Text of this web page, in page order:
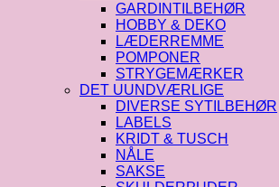
GARDINTILBEHØR
HOBBY & DEKO
LÆDERREMME
POMPONER
STRYGEMÆRKER
DET UUNDVÆRLIGE
DIVERSE SYTILBEHØR
LABELS
KRIDT & TUSCH
NÅLE
SAKSE